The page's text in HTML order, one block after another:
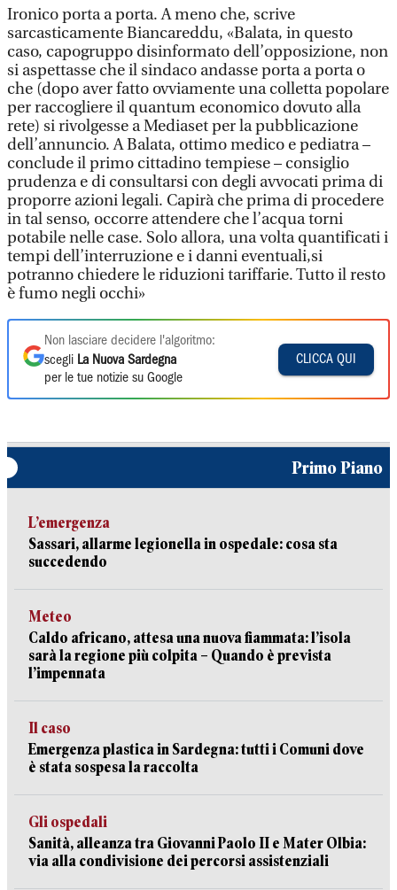
Ironico porta a porta. A meno che, scrive
sarcasticamente Biancareddu, «Balata, in questo
caso, capogruppo disinformato dell’opposizione, non
si aspettasse che il sindaco andasse porta a porta o
che (dopo aver fatto ovviamente una colletta popolare
per raccogliere il quantum economico dovuto alla
rete) si rivolgesse a Mediaset per la pubblicazione
dell’annuncio. A Balata, ottimo medico e pediatra –
conclude il primo cittadino tempiese – consiglio
prudenza e di consultarsi con degli avvocati prima di
proporre azioni legali. Capirà che prima di procedere
in tal senso, occorre attendere che l’acqua torni
potabile nelle case. Solo allora, una volta quantificati i
tempi dell’interruzione e i danni eventuali,si
potranno chiedere le riduzioni tariffarie. Tutto il resto
è fumo negli occhi»
Non lasciare decidere l'algoritmo:
scegli La Nuova Sardegna
per le tue notizie su Google
CLICCA QUI
Primo Piano
L’emergenza
Sassari, allarme legionella in ospedale: cosa sta
succedendo
Meteo
Caldo africano, attesa una nuova fiammata: l’isola
sarà la regione più colpita – Quando è prevista
l’impennata
Il caso
Emergenza plastica in Sardegna: tutti i Comuni dove
è stata sospesa la raccolta
Gli ospedali
Sanità, alleanza tra Giovanni Paolo II e Mater Olbia:
via alla condivisione dei percorsi assistenziali